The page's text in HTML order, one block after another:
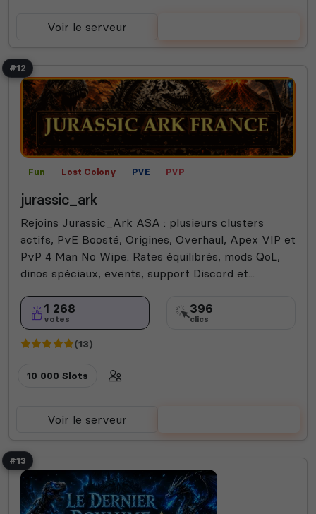
Voir le serveur
#12
Fun Lost Colony PVE PVP
jurassic_ark
Rejoins Jurassic_Ark ASA : plusieurs clusters
actifs, PvE Boosté, Origines, Overhaul, Apex VIP et
PvP 4 Man No Wipe. Rates équilibrés, mods QoL,
dinos spéciaux, events, support Discord et...
1 268
votes
396
clics
(13)
10 000 Slots
Voir le serveur
#13